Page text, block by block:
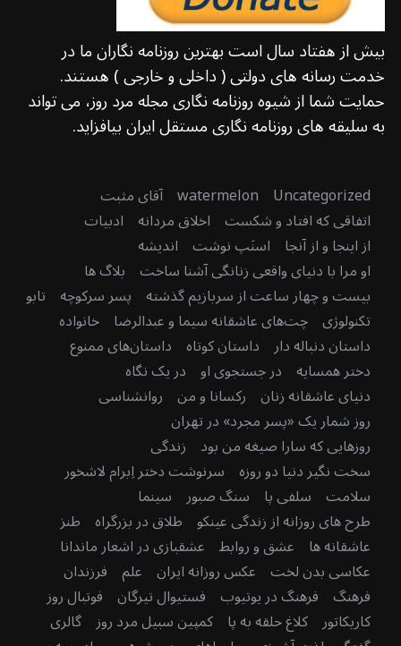
بیش از هفتاد سال است بهترین روزنامه نگاران ما در
خدمت رسانه های دولتی ( داخلی و خارجی ) هستند.
حمایت شما از شیوه روزنامه نگاری مجله مرد روز، می تواند
به سلیقه های روزنامه نگاری مستقل ایران بیافزاید.
Uncategorized
watermelon آقای مثبت
اتفاقی که افتاد و شکست اخلاق مردانه ادبیات
از اینجا و از آنجا اسنَپ نوشت اندیشه
او مرا با دنیای واقعی زنانگی آشنا ساخت بلاگ ها
بیست و چهار ساعت از سربازیم گذشته پسر سرکوچه تابو
تکنولوژی چت‌های عاشقانه سیما و عبدالرضا خانواده
داستان دنباله دار داستان کوتاه داستان‌های ممنوع
دختر همسایه در جستجوی او در یک نگاه
دنیای عاشقانه زنان رکسانا و من روانشناسی
روز شمار یک «پسر مجرد» در تهران
روزهایی که سارا صیغه من بود زندگی
سخت نگیر دنیا دو روزه سرنوشت دختر اِبرام لاشخور
سلامت سلفی پا سنگ صبور سینما
طرح های روزانه از زندگی عینکو طلاق در بزرگراه طنز
عاشقانه ها عشق و روابط عشقبازی در اشعار ماندانا
عکاسی بدن لخت عکس روزانه ایران علم فرزندان
فرهنگ فرهنگ در یوتیوب فستیوال تیرگان فوتبال روز
کاریکاتور کلاغ حلقه به پا کمپین سبیل مرد روز گالری